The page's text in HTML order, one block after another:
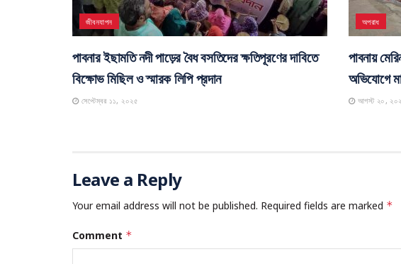
জীবনযাপন
পাবনার ইছামতি নদী পাড়ের বৈধ বসতিদের ক্ষতিপূরণের দাবিতে
বিক্ষোভ মিছিল ও স্মারক লিপি প্রদান
সেপ্টেম্বর ১১, ২০২৫
অপরাধ
পাবনায়
অভিযোগে
আগস্ট ২০,
Leave a Reply
Your email address will not be published. Required fields are marked *
Comment *